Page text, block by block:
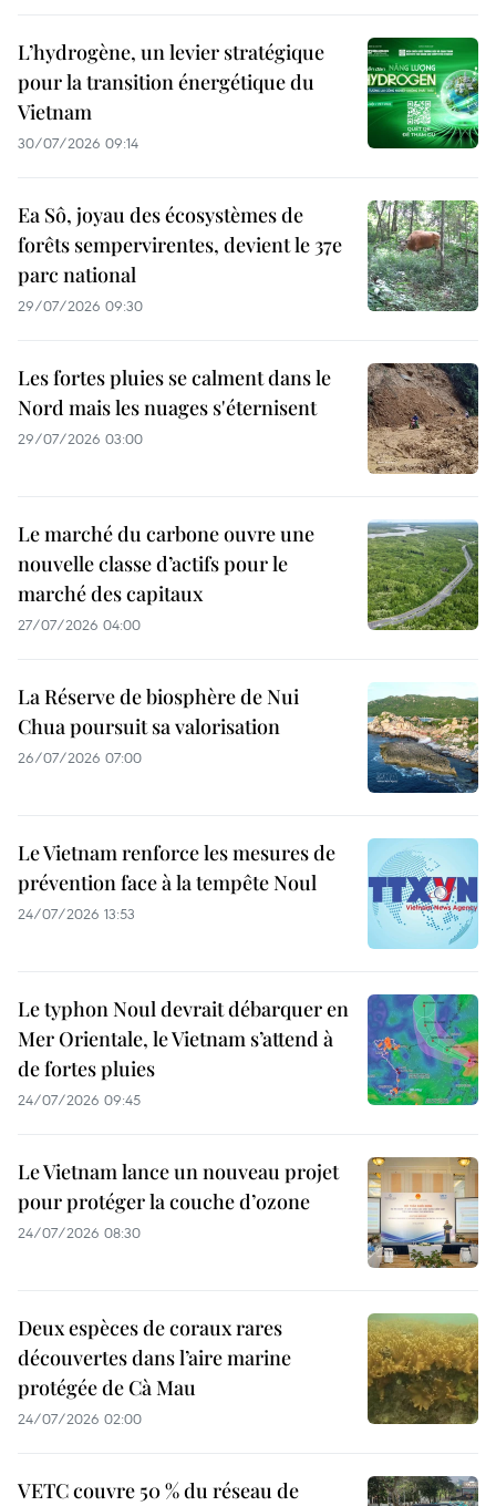
L’hydrogène, un levier stratégique
pour la transition énergétique du
Vietnam
30/07/2026 09:14
Ea Sô, joyau des écosystèmes de
forêts sempervirentes, devient le 37e
parc national
29/07/2026 09:30
Les fortes pluies se calment dans le
Nord mais les nuages s'éternisent
29/07/2026 03:00
Le marché du carbone ouvre une
nouvelle classe d’actifs pour le
marché des capitaux
27/07/2026 04:00
La Réserve de biosphère de Nui
Chua poursuit sa valorisation
26/07/2026 07:00
Le Vietnam renforce les mesures de
prévention face à la tempête Noul
24/07/2026 13:53
Le typhon Noul devrait débarquer en
Mer Orientale, le Vietnam s’attend à
de fortes pluies
24/07/2026 09:45
Le Vietnam lance un nouveau projet
pour protéger la couche d’ozone
24/07/2026 08:30
Deux espèces de coraux rares
découvertes dans l’aire marine
protégée de Cà Mau
24/07/2026 02:00
VETC couvre 50 % du réseau de